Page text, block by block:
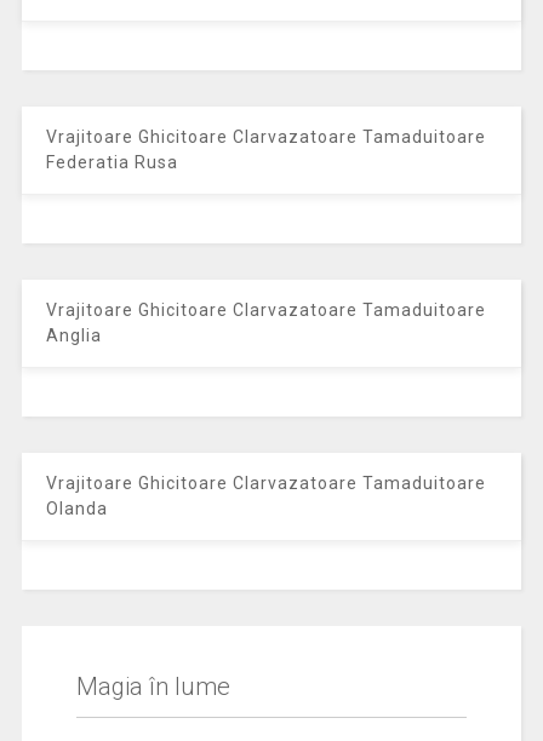
Vrajitoare Ghicitoare Clarvazatoare Tamaduitoare
Federatia Rusa
Vrajitoare Ghicitoare Clarvazatoare Tamaduitoare
Anglia
Vrajitoare Ghicitoare Clarvazatoare Tamaduitoare
Olanda
Magia în lume